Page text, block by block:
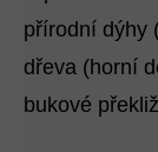
přírodní dýhy
dřeva (horní
bukové